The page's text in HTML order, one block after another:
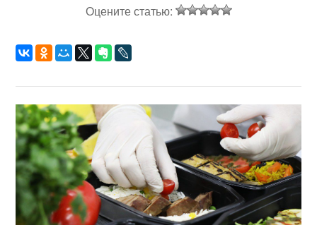
Оцените статью: